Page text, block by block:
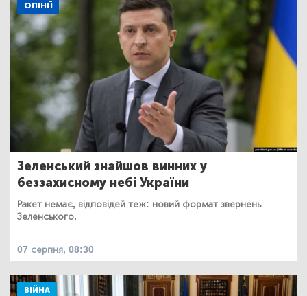
ОПІНІЇ
Зеленський знайшов винних у
беззахисному небі України
Ракет немає, відповідей теж: новий формат звернень
Зеленського.
07 серпня, 08:30
ВІЙНА